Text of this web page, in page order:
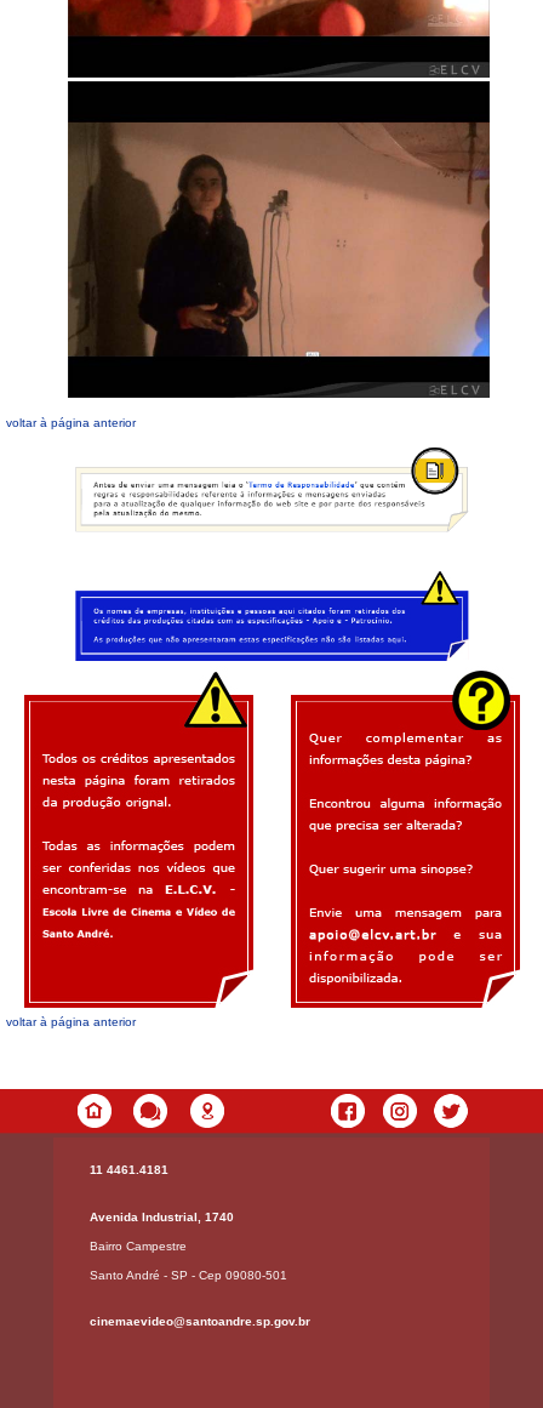
voltar à página anterior
voltar à página anterior
11 4461.4181
Avenida Industrial, 1740
Bairro Campestre
Santo André - SP - Cep 09080-501
cinemaevideo@santoandre.sp.gov.br